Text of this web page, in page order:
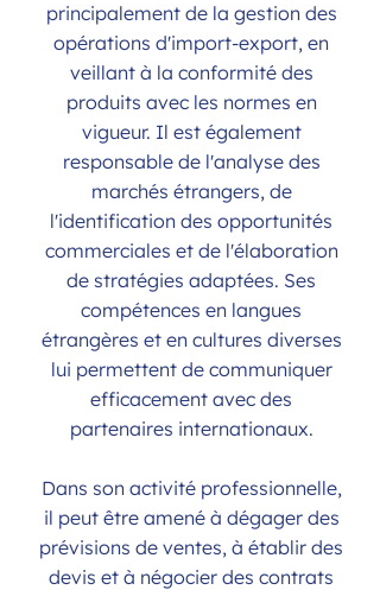
principalement de la gestion des
opérations d'import-export, en
veillant à la conformité des
produits avec les normes en
vigueur. Il est également
responsable de l'analyse des
marchés étrangers, de
l'identification des opportunités
commerciales et de l'élaboration
de stratégies adaptées. Ses
compétences en langues
étrangères et en cultures diverses
lui permettent de communiquer
efficacement avec des
partenaires internationaux.
Dans son activité professionnelle,
il peut être amené à dégager des
prévisions de ventes, à établir des
devis et à négocier des contrats